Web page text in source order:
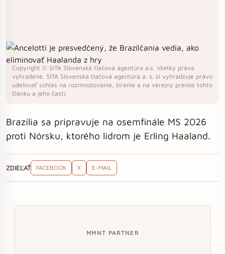
Copyright © SITA Slovenská tlačová agentúra a.s. Všetky práva
vyhradené. SITA Slovenská tlačová agentúra a. s. si vyhradzuje právo
udeľovať súhlas na rozmnožovanie, šírenie a na verejný prenos tohto
článku a jeho častí.
Brazília sa pripravuje na osemfinále MS 2026
proti Nórsku, ktorého lídrom je Erling Haaland.
ZDIEĽAŤ FACEBOOK X E-MAIL
MMNT PARTNER